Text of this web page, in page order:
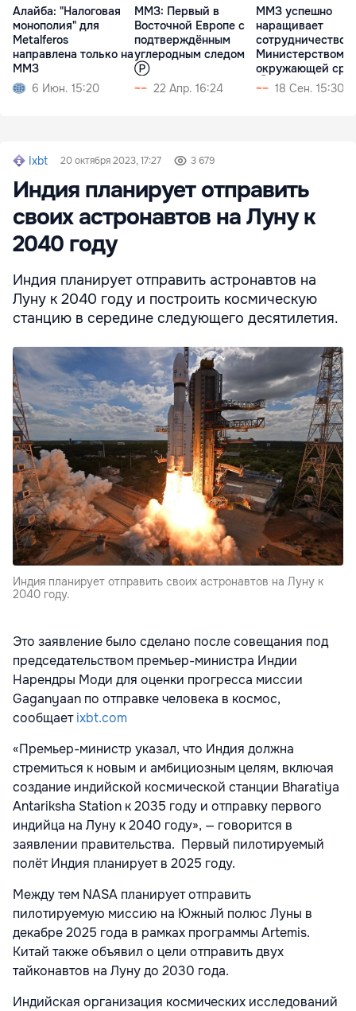
Алайба: "Налоговая
монополия" для
Metalferos
направлена только на
ММЗ
6 Июн. 15:20
ММЗ: Первый в
Восточной Европе с
подтверждённым
углеродным следом
Ⓟ
22 Апр. 16:24
MMЗ успешно
наращивает
сотрудничество с
Министерством
окружающей
18 Сен. 15:30
Ixbt 20 октября 2023, 17:27 3 679
Индия планирует отправить
своих астронавтов на Луну к
2040 году
Индия планирует отправить астронавтов на
Луну к 2040 году и построить космическую
станцию в середине следующего десятилетия.
Индия планирует отправить своих астронавтов на Луну к
2040 году.
Это заявление было сделано после совещания под
председательством премьер-министра Индии
Нарендры Моди для оценки прогресса миссии
Gaganyaan по отправке человека в космос,
сообщаетixbt.com
«Премьер-министр указал, что Индия должна
стремиться к новым и амбициозным целям, включая
создание индийской космической станции Bharatiya
Antariksha Station к 2035 году и отправку первого
индийца на Луну к 2040 году», — говорится в
заявлении правительства. Первый пилотируемый
полёт Индия планирует в 2025 году.
Между тем NASA планирует отправить
пилотируемую миссию на Южный полюс Луны в
декабре 2025 года в рамках программы Artemis.
Китай также объявил о цели отправить двух
тайконавтов на Луну до 2030 года.
Индийская организация космических исследований